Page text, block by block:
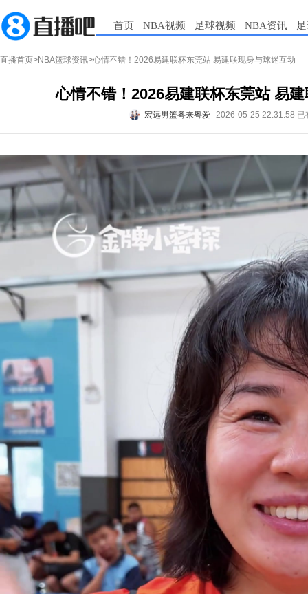
首页 NBA视频 足球视频 NBA资讯
直播首页>NBA篮球资讯>心情不错！2026易建联杯东莞站 易建联现身与球迷互动
心情不错！2026易建联杯东莞站 易
宏远男篮粤来粤爱 2026-05-25 22:31:58 已